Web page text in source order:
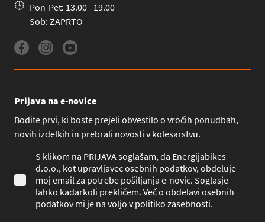
Pon-Pet: 13.00 - 19.00
Sob: ZAPRTO
Prijava na e-novice
Bodite prvi, ki boste prejeli obvestilo o vročih ponudbah,
novih izdelkih in prebrali novosti v kolesarstvu.
S klikom na PRIJAVA soglašam, da Energijabikes
d.o.o., kot upravljavec osebnih podatkov, obdeluje
moj email za potrebe pošiljanja e-novic. Soglasje
lahko kadarkoli prekličem. Več o obdelavi osebnih
podatkov mi je na voljo vpolitiko zasebnosti.